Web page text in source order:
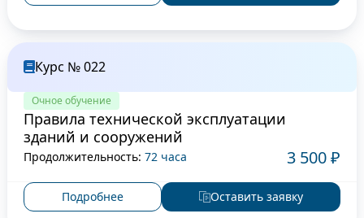
Курс № 022
Очное обучение
Правила технической эксплуатации
зданий и сооружений
Продолжительность: 72 часа 3 500 ₽
Подробнее Оставить заявку